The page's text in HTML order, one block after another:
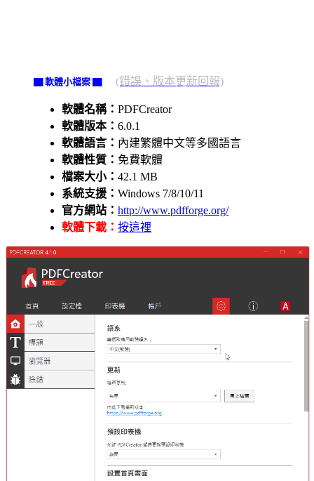
▇ 軟體小檔案 ▇ (錯誤、版本更新回報)
軟體名稱： PDFCreator
軟體版本： 6.0.1
軟體語言： 內建繁體中文等多國語言
軟體性質： 免費軟體
檔案大小： 42.1 MB
系統支援： Windows 7/8/10/11
官方網站： http://www.pdfforge.org/
軟體下載： 按這裡